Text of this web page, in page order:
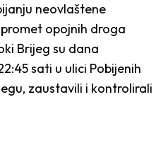
neovlaštene
opojnih droga
Brijeg su dana
sati u ulici Pobijenih
zaustavili i kontrolirali